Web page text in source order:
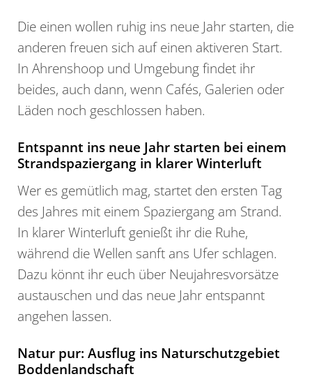
Die einen wollen ruhig ins neue Jahr starten, die
anderen freuen sich auf einen aktiveren Start.
In Ahrenshoop und Umgebung findet ihr
beides, auch dann, wenn Cafés, Galerien oder
Läden noch geschlossen haben.
Entspannt ins neue Jahr starten bei einem
Strandspaziergang in klarer Winterluft
Wer es gemütlich mag, startet den ersten Tag
des Jahres mit einem Spaziergang am Strand.
In klarer Winterluft genießt ihr die Ruhe,
während die Wellen sanft ans Ufer schlagen.
Dazu könnt ihr euch über Neujahresvorsätze
austauschen und das neue Jahr entspannt
angehen lassen.
Natur pur: Ausflug ins Naturschutzgebiet
Boddenlandschaft